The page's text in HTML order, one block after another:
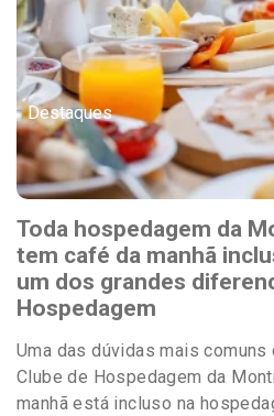
Destaques
Toda hospedagem da
tem café da manhã
um dos grandes
Hospedagem
Uma das dúvidas mais comuns
Clube de Hospedagem da
manhã está incluso na